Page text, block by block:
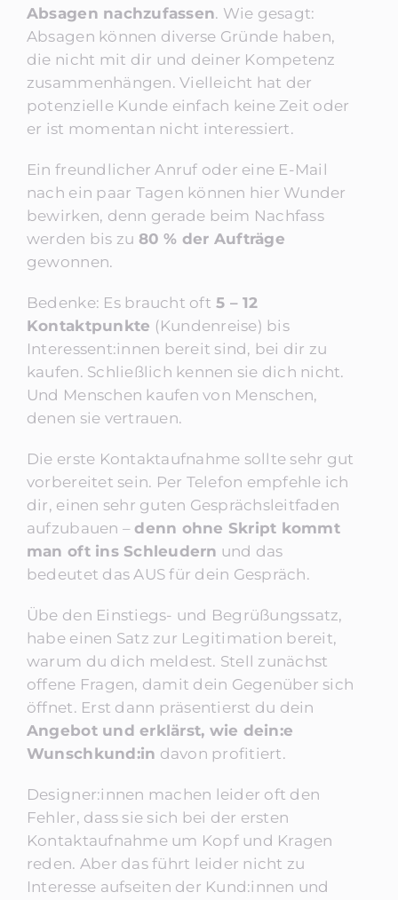
Absagen nachzufassen. Wie gesagt:
Absagen können diverse Gründe haben,
die nicht mit dir und deiner Kompetenz
zusammenhängen. Vielleicht hat der
potenzielle Kunde einfach keine Zeit oder
er ist momentan nicht interessiert.
Ein freundlicher Anruf oder eine E-Mail
nach ein paar Tagen können hier Wunder
bewirken, denn gerade beim Nachfass
werden bis zu 80 % der Aufträge
gewonnen.
Bedenke: Es braucht oft 5 – 12
Kontaktpunkte (Kundenreise) bis
Interessent:innen bereit sind, bei dir zu
kaufen. Schließlich kennen sie dich nicht.
Und Menschen kaufen von Menschen,
denen sie vertrauen.
Die erste Kontaktaufnahme sollte sehr gut
vorbereitet sein. Per Telefon empfehle ich
dir, einen sehr guten Gesprächsleitfaden
aufzubauen –denn ohne Skript kommt
man oft ins Schleudern und das
bedeutet das AUS für dein Gespräch.
Übe den Einstiegs- und Begrüßungssatz,
habe einen Satz zur Legitimation bereit,
warum du dich meldest. Stell zunächst
offene Fragen, damit dein Gegenüber sich
öffnet. Erst dann präsentierst du dein
Angebot und erklärst, wie dein:e
Wunschkund:in davon profitiert.
Designer:innen machen leider oft den
Fehler, dass sie sich bei der ersten
Kontaktaufnahme um Kopf und Kragen
reden. Aber das führt leider nicht zu
Interesse aufseiten der Kund:innen und